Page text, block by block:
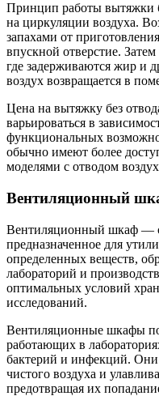
Принцип работы вытяжки
на циркуляции воздуха.
запахами от
впускной отверстие.
где задерживаются жир и
воздух возвращается в
Цена на вытяжку без
варьироваться в
функциональных
обычно имеют более
моделями с отводом
Вентиляционный
Вентиляционный шкаф —
предназначенное для
определенных веществ,
лабораторий и
оптимальных условий
исследований.
Вентиляционные шкафы
работающих в
бактерий и инфекций.
чистого воздуха и
предотвращая их